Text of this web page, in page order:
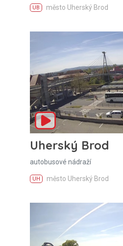
UB město Uherský Brod
Uherský Brod
autobusové nádraží
UH město Uherský Brod